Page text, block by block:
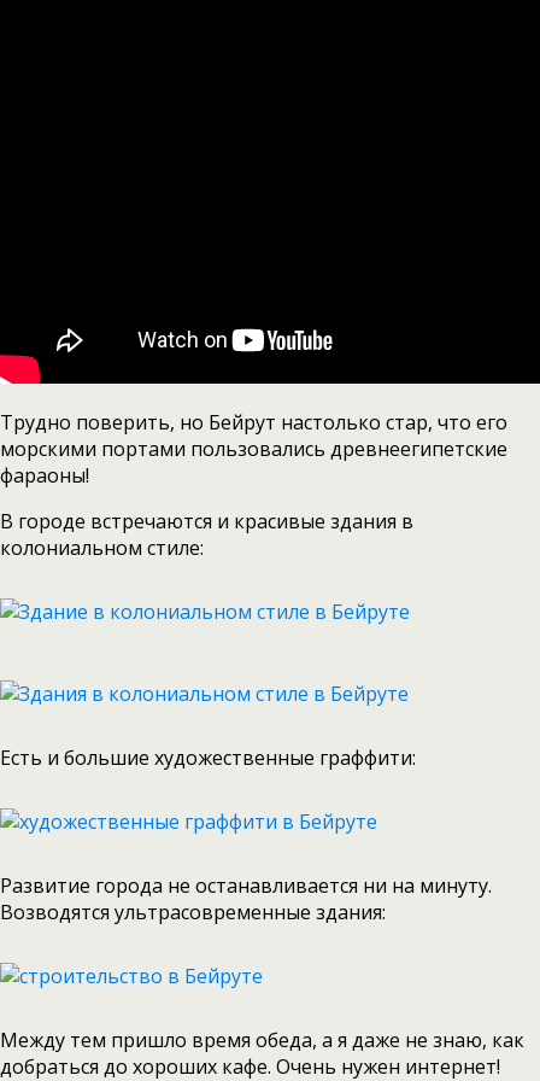
Трудно поверить, но Бейрут настолько стар, что его
морскими портами пользовались древнеегипетские
фараоны!
В городе встречаются и красивые здания в
колониальном стиле:
Есть и большие художественные граффити:
Развитие города не останавливается ни на минуту.
Возводятся ультрасовременные здания:
Между тем пришло время обеда, а я даже не знаю, как
добраться до хороших кафе. Очень нужен интернет!